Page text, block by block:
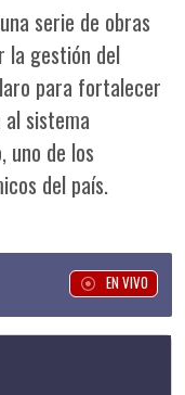
serie de obras
la gestión del
para fortalecer
sistema
uno de los
del país.
EN VIVO